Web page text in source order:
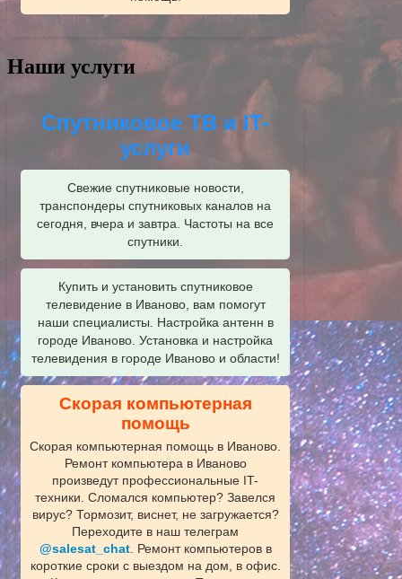
Наши услуги
Спутниковое ТВ и IT-
услуги
Свежие спутниковые новости,
транспондеры спутниковых каналов на
сегодня, вчера и завтра. Частоты на все
спутники.
Купить и установить спутниковое
телевидение в Иваново, вам помогут
наши специалисты. Настройка антенн в
городе Иваново. Установка и настройка
телевидения в городе Иваново и области!
Скорая компьютерная
помощь
Скорая компьютерная помощь в Иваново.
Ремонт компьютера в Иваново
произведут профессиональные IT-
техники. Сломался компьютер? Завелся
вирус? Тормозит, виснет, не загружается?
Переходите в наш телеграм
@salesat_chat. Ремонт компьютеров в
короткие сроки с выездом на дом, в офис.